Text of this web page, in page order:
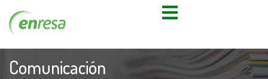
Comunicación